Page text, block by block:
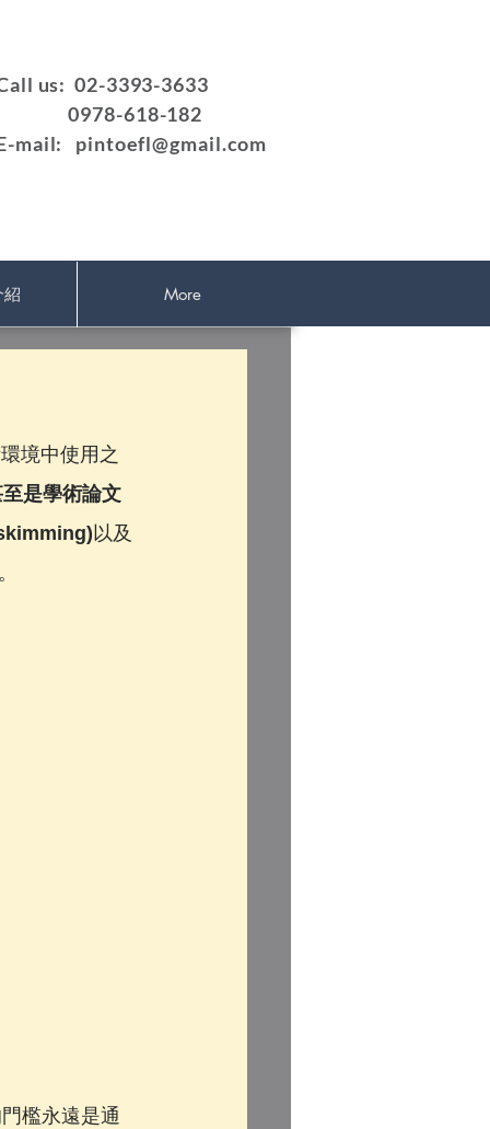
us: 02-3393-3633
618-182
mail: pintoefl@gmail.com
More
境中使用之
是學術論文
以及
檻永遠是通